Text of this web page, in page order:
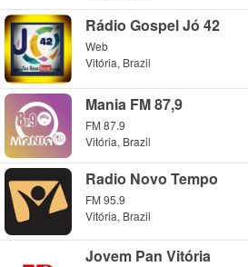
Rádio Gospel Jó 42
Web
Vitória, Brazil
Mania FM 87,9
FM 87.9
Vitória, Brazil
Radio Novo Tempo
FM 95.9
Vitória, Brazil
Jovem Pan Vitória